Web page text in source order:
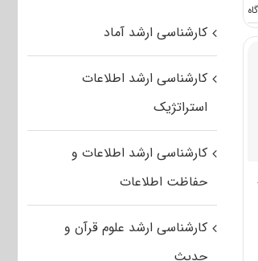
on
رشته
های
آبخیزداری
کارشناسی ارشد آماد
کارشناسی ارشد اطلاعات
استراتژیک
کارشناسی ارشد اطلاعات و
حفاظت اطلاعات
کارشناسی ارشد علوم قرآن و
حدیث